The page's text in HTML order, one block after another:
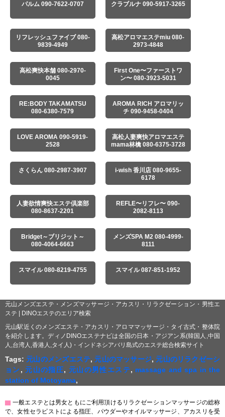
パルム 090-7622-0707 クラブルナ 090-5917-3265
リフレッシュファイブ 080-
9839-4949
高松アロマエステmiu 080-
2973-4848
高松爽快本舗 080-2970-
0045
First One〜ファーストワ
ン〜 080-3923-5031
RE:BODY TAKAMATSU
080-6380-7579
AROMA RICH アロマリッ
チ 090-9458-0404
LOVE AROMA 090-5919-
2528
高松人妻爽快アロマエステ
mama林檎 080-6375-3728
さくらん 080-2987-3907
i-wish 香川店 080-9655-
6178
人妻欲情爽快エステ倶楽部
080-8637-2201
REFLE〜リフレ〜 090-
2082-8113
Bridget～ブリジット～
080-4064-6663
メンズSPA M2 080-4999-
8111
スマイル 080-8219-4755 スマイル 087-851-1952
元山メンズエステ・メンズマッサージ・アカスリ・リラクゼーション・男性エ
ステ | DINOエステのエリア検索
元山駅近くのメンズエステ・アカスリ・アロママッサージ・タイ古式・整体院
を紹介します。ディノDINOエステナビは全国の日本・アジアン系(韓国人,中国
人,台湾人,香港人,タイ人)・インドネシアバリ島式のエステ総合検索サイト
Tags: 元山のメンズエステ, 元山のマッサージ, 元山のリラクゼーシ
ョン, 元山の指圧, 元山の男性エステ, massage and spa in the
station of Motoyama,
▇ 一般エステとは男女ともにご利用頂けるリラクゼーションマッサージの総称
で、女性セラピストによる指圧、パウダーやオイルマッサージ、アカスリを受